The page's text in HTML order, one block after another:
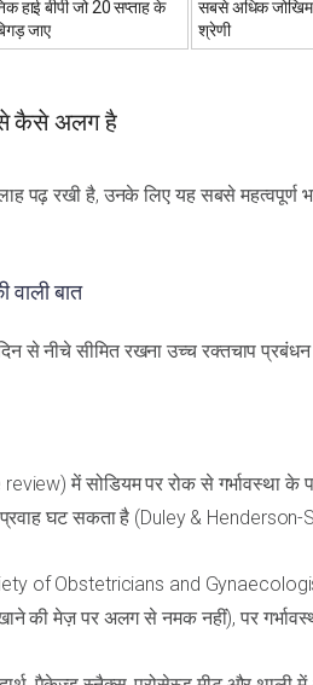
हाई बीपी जो 20 सप्ताह के
जाए
सबसे अधिक जोखिम
श्रेणी
से कैसे अलग है
पढ़ रखी है, उनके लिए यह सबसे महत्वपूर्ण
वाली बात
से नीचे सीमित रखना उच्च रक्तचाप प्रबंधन
में सोडियम पर रोक से गर्भावस्था के
घट सकता है (Duley &
of Obstetricians and
की मेज़ पर अलग से नमक नहीं), पर